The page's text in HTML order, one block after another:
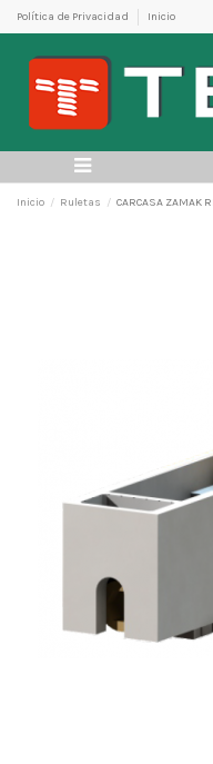
Política de Privacidad Inicio
Inicio Ruletas CARCASA ZAMAK